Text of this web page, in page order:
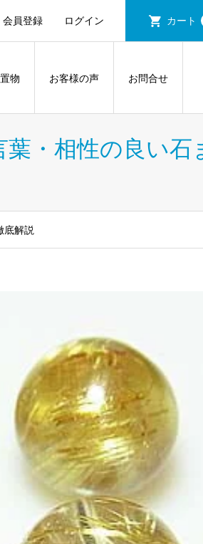
会員登録 ログイン カート
置物 お客様の声 お問合せ
・相性の良い石
底解説